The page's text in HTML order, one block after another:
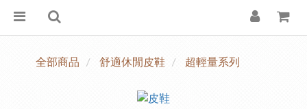
全部商品 舒適休閒皮鞋 超輕量系列